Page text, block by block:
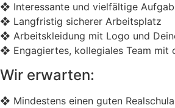
❖ Interessante und vielfältige
❖ Langfristig sicherer Arbeitsplatz
❖ Arbeitskleidung mit Logo und
❖ Engagiertes, kollegiales Team mit
Wir erwarten:
❖ Mindestens einen guten